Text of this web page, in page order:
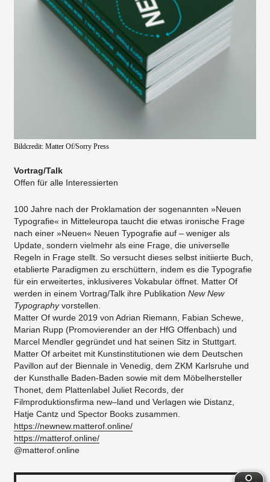
Bildcredit: Matter Of/Sorry Press
Vortrag/Talk
Offen für alle Interessierten
100 Jahre nach der Proklamation der sogenannten »Neuen
Typografie« in Mitteleuropa taucht die etwas ironische Frage
nach einer »Neuen« Neuen Typografie auf – weniger als
Update, sondern vielmehr als eine Frage, die universelle
Regeln in Frage stellt. So versucht dieses selbst initiierte Buch,
etablierte Paradigmen zu erschüttern, indem es die Typografie
für ein erweitertes, inklusiveres Vokabular öffnet. Matter Of
werden in einem Vortrag/Talk ihre Publikation New New
Typographyvorstellen.
Matter Of wurde 2019 von Adrian Riemann, Fabian Schewe,
Marian Rupp (Promovierender an der HfG Offenbach) und
Marcel Mendler gegründet und hat seinen Sitz in Stuttgart.
Matter Of arbeitet mit Kunstinstitutionen wie dem Deutschen
Pavillon auf der Biennale in Venedig, dem ZKM Karlsruhe und
der Kunsthalle Baden-Baden sowie mit dem Möbelhersteller
Thonet, dem Plattenlabel Juliet Records, der
Filmproduktionsfirma new–land und Verlagen wie Distanz,
Hatje Cantz und Spector Books zusammen.
https://newnew.matterof.online/
https://matterof.online/
@matterof.online